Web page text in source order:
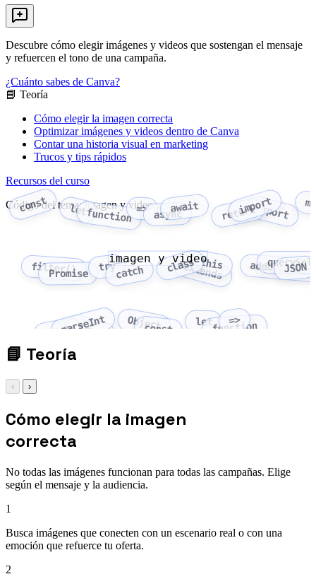
Descubre cómo elegir imágenes y videos que sostengan el mensaje
y refuercen el tono de una campaña.
¿Cuánto sabes de Canva?
📘 Teoría
Cómo elegir la imagen correcta
Optimizar imágenes y videos dentro de Canva
Contar una historia visual en marketing
Trucos y tips rápidos
Recursos del curso
Código del tema: imagen y video
const letfunction => asyncawait return
importexport
filter()
Promise
trycatch classextends
this JSON
fetch
parseInt
Array Object
const letfunction
=>
imagen y video
📘 Teoría
‹ ›
Cómo elegir la imagen
correcta
No todas las imágenes funcionan para todas las campañas. Elige
según el mensaje y la audiencia.
1
Busca imágenes que conecten con un escenario real o con una
emoción que refuerce tu oferta.
2